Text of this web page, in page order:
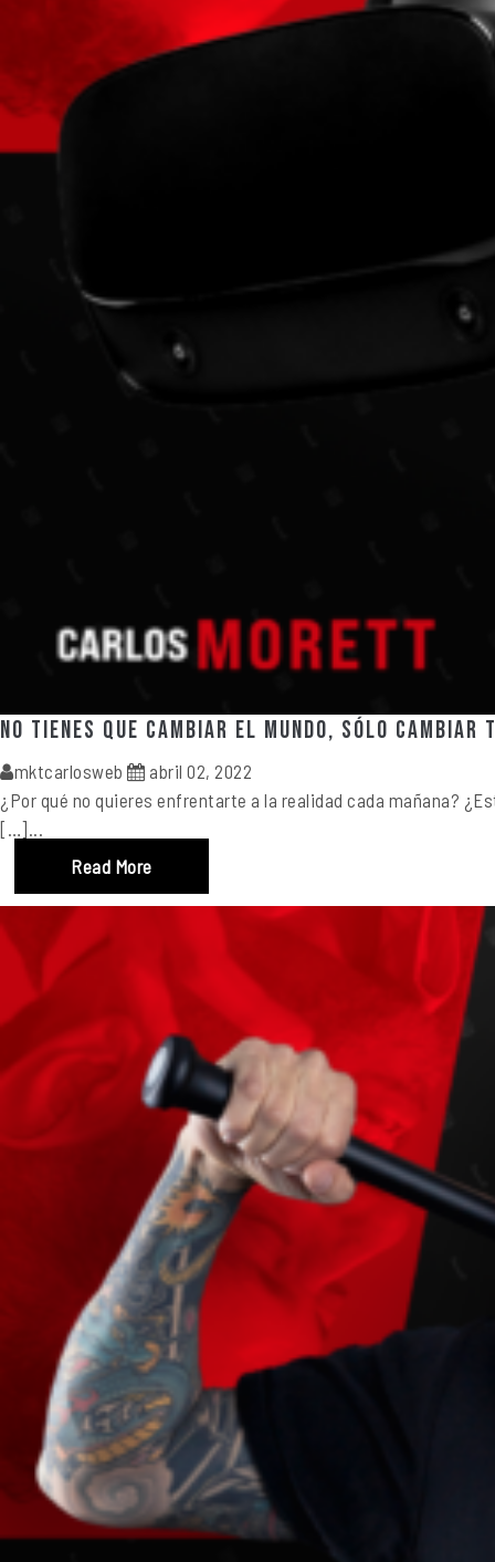
No tienes que cambiar el mundo, sólo cambiar
mktcarlosweb
abril 02, 2022
¿Por qué no quieres enfrentarte a la realidad cada mañana?
[…]...
Read More